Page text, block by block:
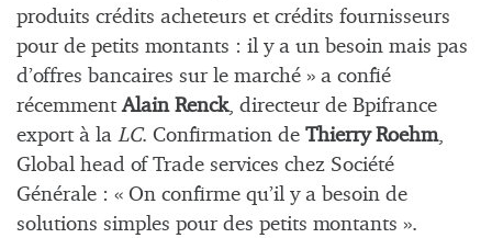
produits crédits acheteurs et crédits fournisseurs
pour de petits montants : il y a un besoin mais pas
d’offres bancaires sur le marché » a confié
récemmentAlain Renck, directeur de Bpifrance
export à la LC. Confirmation de Thierry Roehm,
Global head of Trade services chez Société
Générale : « On confirme qu’il y a besoin de
solutions simples pour des petits montants ».